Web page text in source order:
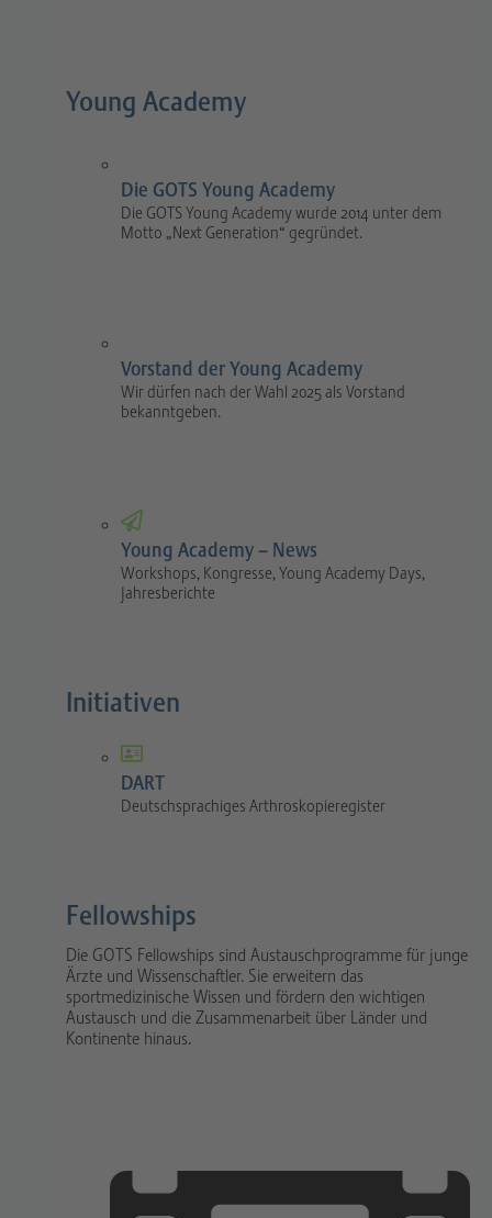
Young Academy
Die GOTS Young Academy
Die GOTS Young Academy wurde 2014 unter dem
Motto „Next Generation“ gegründet.
Vorstand der Young Academy
Wir dürfen nach der Wahl 2025 als Vorstand
bekanntgeben.
Young Academy – News
Workshops, Kongresse, Young Academy Days,
Jahresberichte
Initiativen
DART
Deutschsprachiges Arthroskopieregister
Fellowships
Die GOTS Fellowships sind Austauschprogramme für junge
Ärzte und Wissenschaftler. Sie erweitern das
sportmedizinische Wissen und fördern den wichtigen
Austausch und die Zusammenarbeit über Länder und
Kontinente hinaus.